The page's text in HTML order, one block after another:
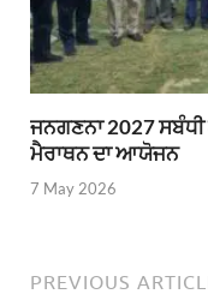
ਜਨਗਣਨਾ 2027
ਮੈਰਾਥਨ ਦਾ ਆਯੋਜਨ
7 May 2026
PREVIOUS